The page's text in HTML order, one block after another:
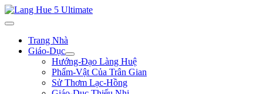
Trang Nhà
Giáo-Dục
Hướng-Đạo Làng Huệ
Phẩm-Vật Của Trân Gian
Sử Thơm Lạc-Hồng